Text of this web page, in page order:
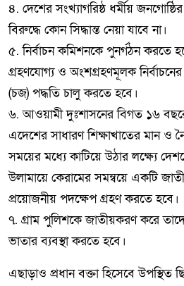
৪. দেশের সংখ্যাগরিষ্ঠ ধর্মীয়
বিরুদ্ধে কোন সিদ্ধান্ত নেয়া যাবে না।
৫. নির্বাচন কমিশনকে পুনর্গঠন করতে
গ্রহণযোগ্য ও অংশগ্রহণমূলক নির্বাচনের
(চজ) পদ্ধতি চালু করতে হবে।
৬. আওয়ামী দুঃশাসনের বিগত ১৬ বছরে
এদেশের সাধারণ শিক্ষাখাতের মান ও
সময়ের মধ্যে কাটিয়ে উঠার লক্ষ্যে
উলামায়ে কেরামের সমন্বয়ে একটি
প্রয়োজনীয় পদক্ষেপ গ্রহণ করতে হবে।
৭. গ্রাম পুলিশকে জাতীয়করণ করে
ভাতার ব্যবস্থা করতে হবে।
এছাড়াও প্রধান বক্তা হিসেবে উপস্থিত